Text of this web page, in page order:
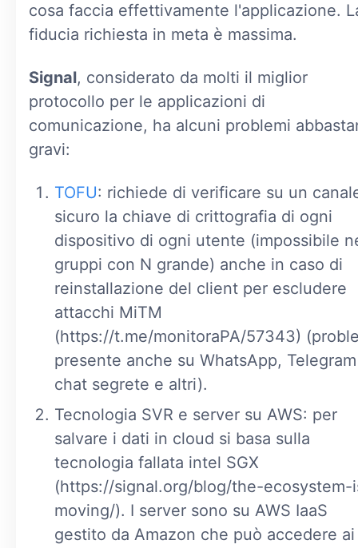
cosa faccia effettivamente l'applicazione.
fiducia richiesta in meta è massima.
Signal, considerato da molti il miglior
protocollo per le applicazioni di
comunicazione, ha alcuni problemi
gravi:
TOFU: richiede di verificare su un
sicuro la chiave di crittografia di ogni
dispositivo di ogni utente (impossibile
gruppi con N grande) anche in caso di
reinstallazione del client per escludere
attacchi MiTM
(https://t.me/monitoraPA/57343)
presente anche su WhatsApp, Telegram
chat segrete e altri).
Tecnologia SVR e server su AWS: per
salvare i dati in cloud si basa sulla
tecnologia fallata intel SGX
(https://signal.org/blog/the-ecosystem-
moving/). I server sono su AWS IaaS
gestito da Amazon che può accedere ai